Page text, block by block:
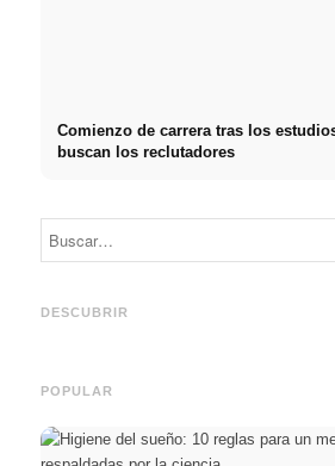
Comienzo de carrera tras los
buscan los reclutadores
DESCUBRIR
Práctica profesional en
y el camino directo hacia la
POPULAR